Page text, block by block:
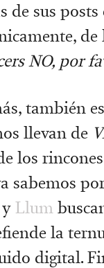
de sus posts
NO, por
también
llevan de
los
sabemos
y Llum
la
digital.